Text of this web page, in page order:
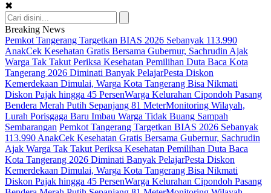
✖
Breaking News
Pemkot Tangerang Targetkan BIAS 2026 Sebanyak 113.990
AnakCek Kesehatan Gratis Bersama Gubernur, Sachrudin Ajak
Warga Tak Takut Periksa Kesehatan Pemilihan Duta Baca Kota
Tangerang 2026 Diminati Banyak PelajarPesta Diskon
Kemerdekaan Dimulai, Warga Kota Tangerang Bisa Nikmati
Diskon Pajak hingga 45 PersenWarga Kelurahan Cipondoh Pasang
Bendera Merah Putih Sepanjang 81 MeterMonitoring Wilayah,
Lurah Porisgaga Baru Imbau Warga Tidak Buang Sampah
Sembarangan Pemkot Tangerang Targetkan BIAS 2026 Sebanyak
113.990 AnakCek Kesehatan Gratis Bersama Gubernur, Sachrudin
Ajak Warga Tak Takut Periksa Kesehatan Pemilihan Duta Baca
Kota Tangerang 2026 Diminati Banyak PelajarPesta Diskon
Kemerdekaan Dimulai, Warga Kota Tangerang Bisa Nikmati
Diskon Pajak hingga 45 PersenWarga Kelurahan Cipondoh Pasang